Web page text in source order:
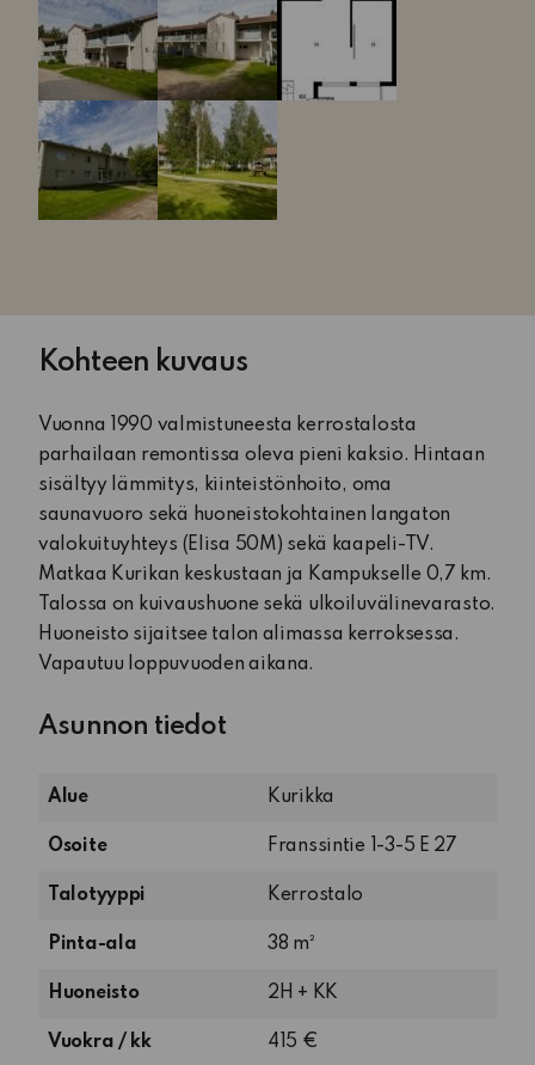
Kohteen kuvaus
Vuonna 1990 valmistuneesta kerrostalosta
parhailaan remontissa oleva pieni kaksio. Hintaan
sisältyy lämmitys, kiinteistönhoito, oma
saunavuoro sekä huoneistokohtainen langaton
valokuituyhteys (Elisa 50M) sekä kaapeli-TV.
Matkaa Kurikan keskustaan ja Kampukselle 0,7 km.
Talossa on kuivaushuone sekä ulkoiluvälinevarasto.
Huoneisto sijaitsee talon alimassa kerroksessa.
Vapautuu loppuvuoden aikana.
Asunnon tiedot
Alue Kurikka
Osoite Franssintie 1-3-5 E 27
Talotyyppi Kerrostalo
Pinta-ala 38 m²
Huoneisto 2H + KK
2
ja
Vuokra / kk 415 €